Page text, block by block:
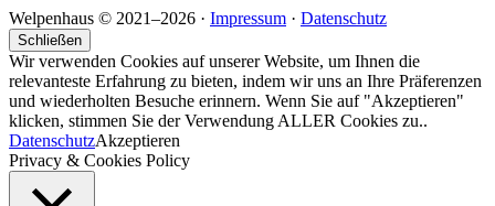
Welpenhaus © 2021–2026 · Impressum · Datenschutz
Schließen
Wir verwenden Cookies auf unserer Website, um Ihnen die
relevanteste Erfahrung zu bieten, indem wir uns an Ihre Präferenzen
und wiederholten Besuche erinnern. Wenn Sie auf "Akzeptieren"
klicken, stimmen Sie der Verwendung ALLER Cookies zu..
DatenschutzAkzeptieren
Privacy & Cookies Policy